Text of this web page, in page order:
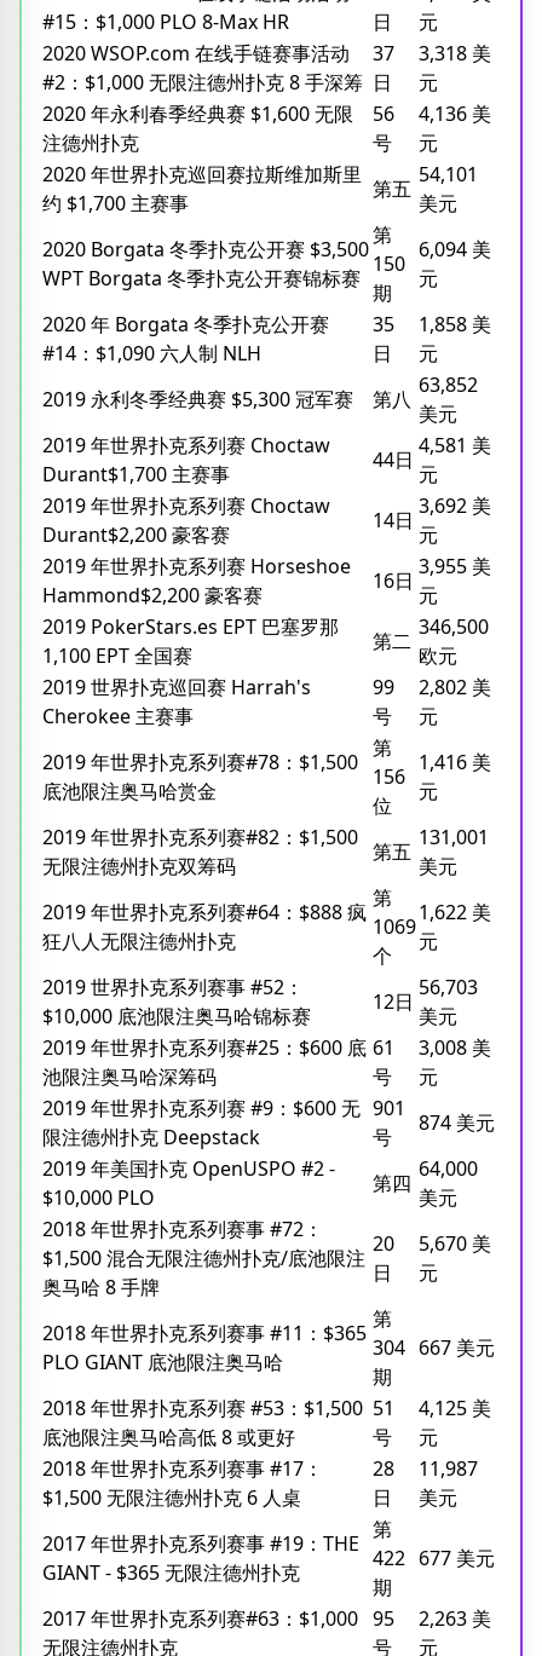
#15：$1,000 PLO 8-Max HR
日
元
2020 WSOP.com 在线手链赛事活动
#2：$1,000 无限注德州扑克 8 手深筹
37
日
3,318 美
元
2020 年永利春季经典赛 $1,600 无限
注德州扑克
56
号
4,136 美
元
2020 年世界扑克巡回赛拉斯维加斯里
约 $1,700 主赛事
第五
54,101
美元
2020 Borgata 冬季扑克公开赛 $3,500
WPT Borgata 冬季扑克公开赛锦标赛
第
150
期
6,094 美
元
2020 年 Borgata 冬季扑克公开赛
#14：$1,090 六人制 NLH
35
日
1,858 美
元
2019 永利冬季经典赛 $5,300 冠军赛
第八
63,852
美元
2019 年世界扑克系列赛 Choctaw
Durant$1,700 主赛事
44日
4,581 美
元
2019 年世界扑克系列赛 Choctaw
Durant$2,200 豪客赛
14日
3,692 美
元
2019 年世界扑克系列赛 Horseshoe
Hammond$2,200 豪客赛
16日
3,955 美
元
2019 PokerStars.es EPT 巴塞罗那
1,100 EPT 全国赛
第二
346,500
欧元
2019 世界扑克巡回赛 Harrah's
Cherokee 主赛事
99
号
2,802 美
元
2019 年世界扑克系列赛#78：$1,500
底池限注奥马哈赏金
第
156
位
1,416 美
元
2019 年世界扑克系列赛#82：$1,500
无限注德州扑克双筹码
第五
131,001
美元
2019 年世界扑克系列赛#64：$888 疯
狂八人无限注德州扑克
第
1069
个
1,622 美
元
2019 世界扑克系列赛事 #52：
$10,000 底池限注奥马哈锦标赛
12日
56,703
美元
2019 年世界扑克系列赛#25：$600 底
池限注奥马哈深筹码
61
号
3,008 美
元
2019 年世界扑克系列赛 #9：$600 无
限注德州扑克 Deepstack
901
号
874 美元
2019 年美国扑克 OpenUSPO #2 -
$10,000 PLO
第四
64,000
美元
2018 年世界扑克系列赛事 #72：
$1,500 混合无限注德州扑克/底池限注
奥马哈 8 手牌
20
日
5,670 美
元
2018 年世界扑克系列赛事 #11：$365
PLO GIANT 底池限注奥马哈
第
304
期
667 美元
2018 年世界扑克系列赛 #53：$1,500
底池限注奥马哈高低 8 或更好
51
号
4,125 美
元
2018 年世界扑克系列赛事 #17：
$1,500 无限注德州扑克 6 人桌
28
日
11,987
美元
2017 年世界扑克系列赛事 #19：THE
GIANT - $365 无限注德州扑克
第
422
期
677 美元
2017 年世界扑克系列赛#63：$1,000
无限注德州扑克
95
号
2,263 美
元